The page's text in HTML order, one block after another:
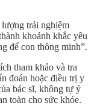
lượng trải nghiệm
khoảnh khắc yêu
để con thông minh”.
tham khảo và tra
đoán hoặc điều trị y
bác sĩ, không tự ý
toàn cho sức khỏe.